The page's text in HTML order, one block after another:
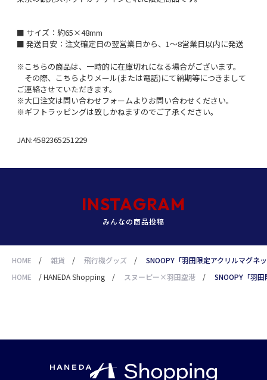
HOME / 雑貨 / 飛行機グッズ /
SNOOPY「羽田限定アクリルマグネ
HOME
/HANEDA Shopping / スヌーピー×羽田空港 / SNOOPY「羽
■ サイズ：約65×48mm
■ 発送目安：注文確定日の翌営業日から、1～8営業日以内に発送
※こちらの商品は、一時的に在庫切れになる場合がございます。
その際、こちらよりメール(または電話)にて納期等につきまして
ご連絡させていただきます。
※大口注文は問い合わせフォームよりお問い合わせください。
※ギフトラッピングは致しかねますのでご了承ください。
JAN:4582365251229
INSTAGRAM
みんなの商品投稿